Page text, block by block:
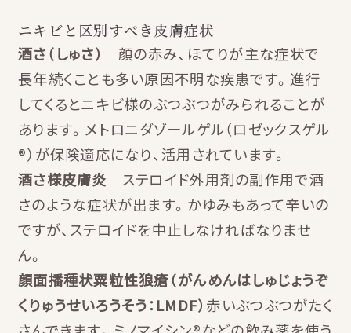
ニキビと区別すべき皮膚症状
酒さ（しゅさ）
顔の赤み、ほてりが主な症状で
長年続くことも多い原因不明な疾患です。進行
してくるとニキビ様のぶつぶつがみられることが
あります。メトロニダゾールゲル（ロゼックスゲル
®）が保険適応になり、活用されています。
酒さ様皮膚炎 ステロイド外用剤の副作用で酒
さのような症状が出ます。かゆみもあって辛いの
ですが、ステロイドを中止しなければなりませ
ん。
顔面播種状粟粒性狼瘡（がんめんはしゅじょうぞ
くりゅうせいろうそう：LMDF） 赤いぶつぶつがたく